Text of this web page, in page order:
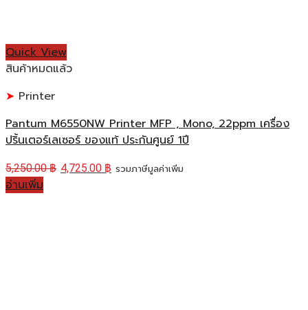
Quick View
สินค้าหมดแล้ว
Printer
Pantum M6550NW Printer MFP , Mono, 22ppm เครื่อง
ปริ้นเตอร์เลเซอร์ ของแท้ ประกันศูนย์ 1ปี
5,250.00฿ 4,725.00 ฿ รวมภาษีมูลค่าเพิ่ม
อ่านเพิ่ม